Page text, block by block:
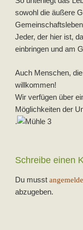
sowohl die äußere
Jeder, der hier ist,
einbringen und am
Auch Menschen,
willkommen!
Wir verfügen über
Möglichkeiten der
.
Schreibe einen
Du musst
abzugeben.